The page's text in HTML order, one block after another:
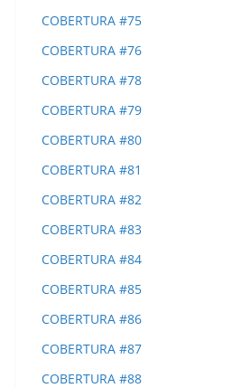
COBERTURA #75
COBERTURA #76
COBERTURA #78
COBERTURA #79
COBERTURA #80
COBERTURA #81
COBERTURA #82
COBERTURA #83
COBERTURA #84
COBERTURA #85
COBERTURA #86
COBERTURA #87
COBERTURA #88